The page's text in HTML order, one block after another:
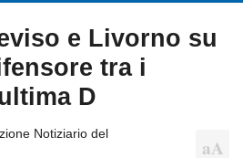
e Livorno su
tra i
D
Notiziario del